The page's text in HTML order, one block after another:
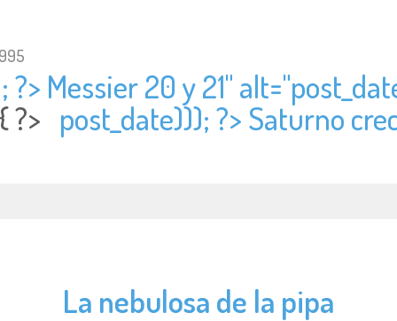
Messier 20 y 21" alt="
?> post_date))); ?> Saturno
La nebulosa de la pipa